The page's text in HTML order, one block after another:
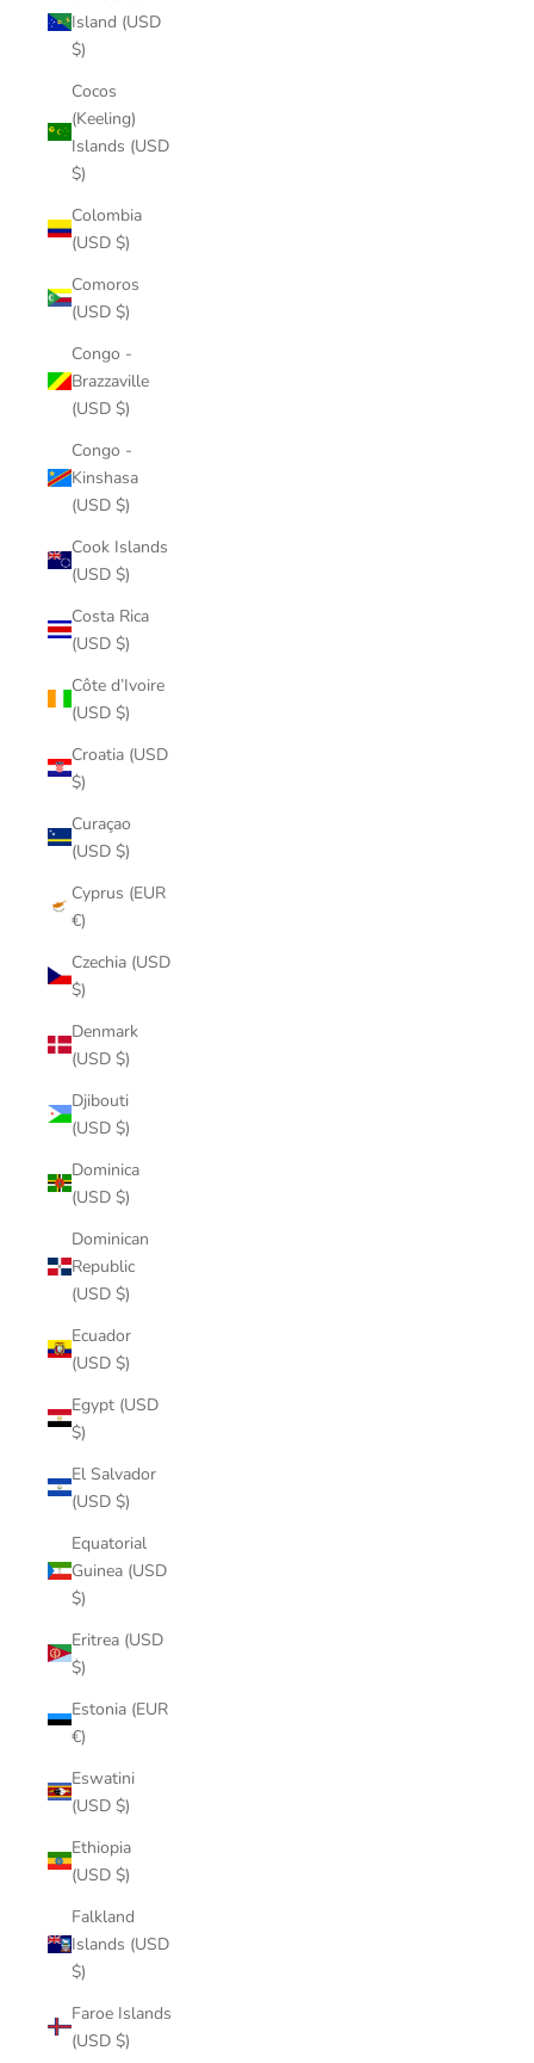
Island (USD
$)
Cocos
(Keeling)
Islands (USD
$)
Colombia
(USD $)
Comoros
(USD $)
Congo -
Brazzaville
(USD $)
Congo -
Kinshasa
(USD $)
Cook Islands
(USD $)
Costa Rica
(USD $)
Côte d’Ivoire
(USD $)
Croatia (USD
$)
Curaçao
(USD $)
Cyprus (EUR
€)
Czechia (USD
$)
Denmark
(USD $)
Djibouti
(USD $)
Dominica
(USD $)
Dominican
Republic
(USD $)
Ecuador
(USD $)
Egypt (USD
$)
El Salvador
(USD $)
Equatorial
Guinea (USD
$)
Eritrea (USD
$)
Estonia (EUR
€)
Eswatini
(USD $)
Ethiopia
(USD $)
Falkland
Islands (USD
$)
Faroe Islands
(USD $)